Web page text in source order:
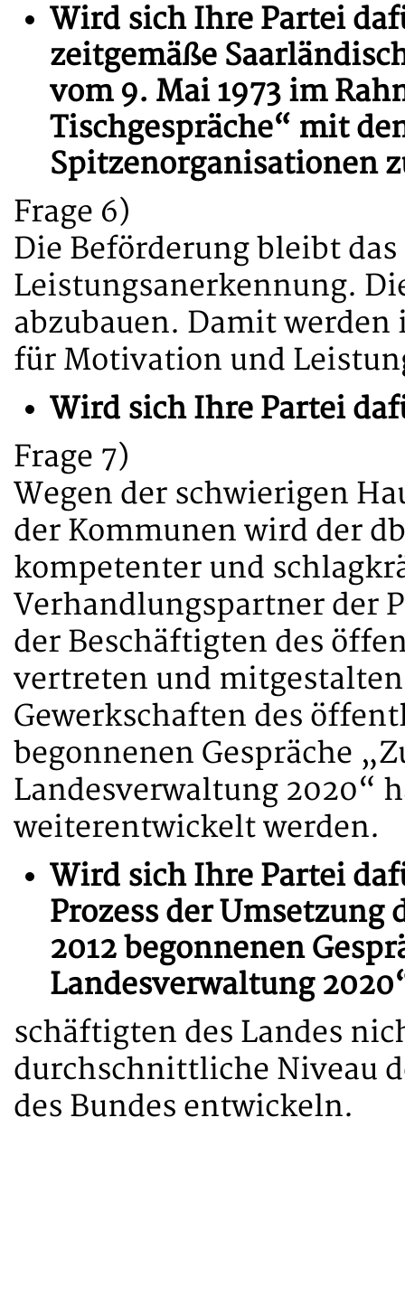
Wird sich Ihre Partei
zeitgemäße
vom 9. Mai 1973 im
Tischgespräche“ mit
Spitzenorganisationen
Frage 6)
Die Beförderung bleibt
Leistungsanerkennung.
abzubauen. Damit
für Motivation und
Wird sich Ihre Partei
Frage 7)
Wegen der schwierigen
der Kommunen wird der
kompetenter und
Verhandlungspartner der
der Be­schäftigten des
vertreten und
Gewerkschaften des
begonnenen Gespräche
Landesverwaltung 2020“
weiterentwickelt werden.
Wird sich Ihre Partei
Prozess der Umsetzung
2012 begonnenen
Landesverwaltung
schäftigten des Landes
durchschnittliche Niveau
des Bundes entwickeln.